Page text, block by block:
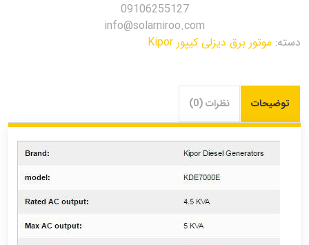
09106255127
info@solarniroo.com
دسته: موتور برق دیزلی کیپور Kipor
توضیحات نظرات (0)